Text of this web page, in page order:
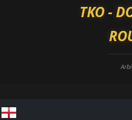
TKO -